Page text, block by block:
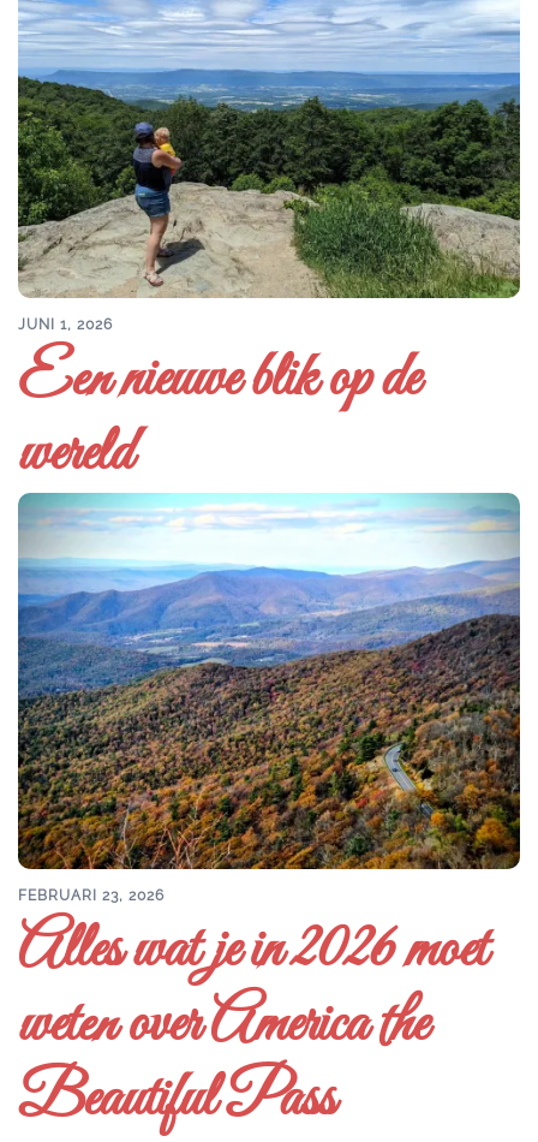
JUNI 1, 2026
Een nieuwe blik op de
wereld
FEBRUARI 23, 2026
Alles wat je in 2026 moet
weten over America the
Beautiful Pass